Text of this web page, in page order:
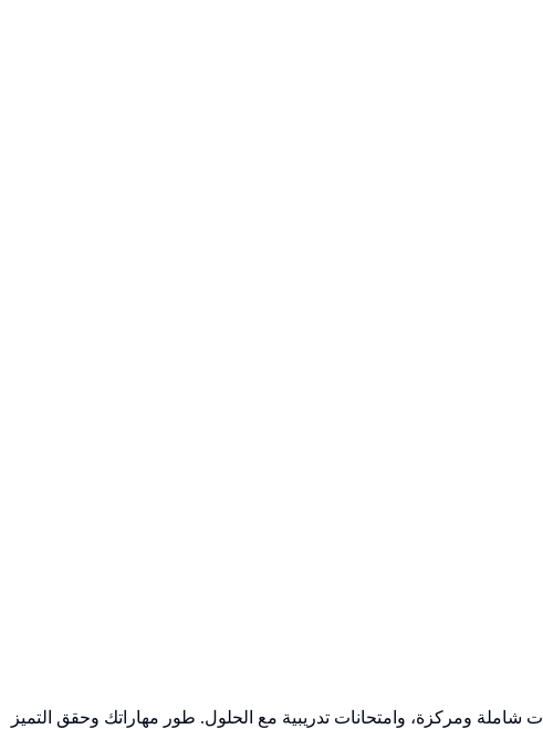
ومركزة، وامتحانات تدريبية مع الحلول. طور مهاراتك وحقق التميز